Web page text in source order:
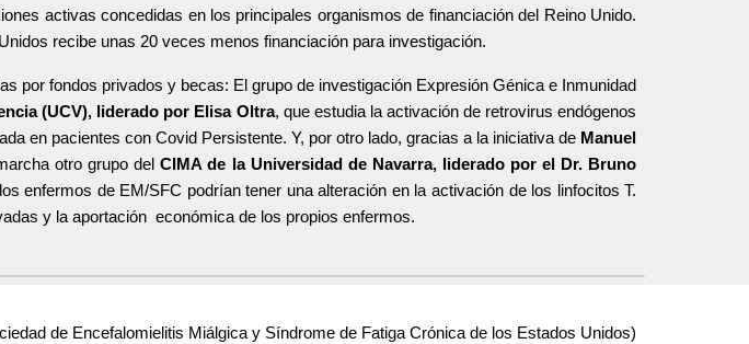
activas concedidas en los principales organismos de financiación del Reino Unido.
recibe unas 20 veces menos financiación para investigación.
por fondos privados y becas: E grupo de investigación Expresión Génica e Inmunidad
(UCV), liderado por Elisa Oltra, que estudia la activación de retrovirus endógenos
en pacientes con Covid Persistente. Y, por otro lado, gracias a la iniciativa de Manuel
otro grupo delCIMA de la Universidad de Navarra, liderado por el Dr. Bruno
enfermos de EM/SFC podrían tener una alteración en la activación de los linfocitos T.
y la aportación económica de los propios enfermos.
de Encefalomielitis Miálgica y Síndrome de Fatiga Crónica de los Estados Unidos)